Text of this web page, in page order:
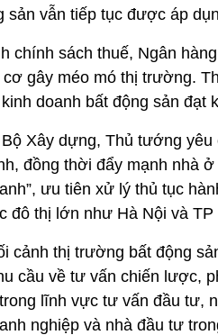
sản vẫn tiếp tục được áp
chính sách thuế, Ngân
cơ gây méo mó thị trường.
doanh bất động sản đạt
Xây dựng, Thủ tướng
đồng thời đẩy mạnh nhà
ưu tiên xử lý thủ tục
đô thị lớn như Hà Nội và
cảnh thị trường bất động
cầu về tư vấn chiến lược,
lĩnh vực tư vấn đầu tư,
nghiệp và nhà đầu tư